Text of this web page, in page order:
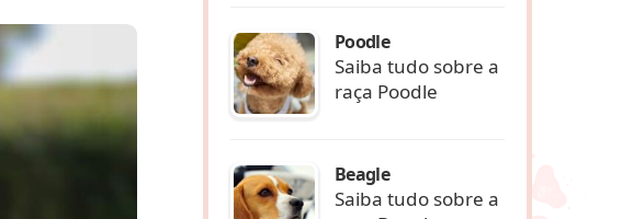
Poodle
Saiba tudo sobre a
raça Poodle
Beagle
Saiba tudo sobre a